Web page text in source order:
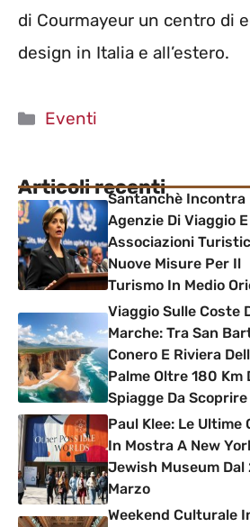
di Courmayeur un centro di
design in Italia e all’estero.
Categorie
Eventi
Articoli recentiSantanchè Incontra
Agenzie Di Viaggio E
Associazioni
Nuove Misure Per Il
Turismo In Medio
Viaggio Sulle Coste
Marche: Tra San
Conero E Riviera
Palme Oltre 180 Km
Spiagge Da Scoprire
Paul Klee: Le Ultime
In Mostra A New
Jewish Museum Dal
Marzo
Weekend Culturale